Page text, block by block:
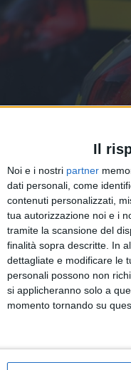
Il
Noi e i nostri partner
dati personali, come
contenuti personalizzati,
tua autorizzazione noi e i
tramite la scansione del
finalità sopra descritte. In
dettagliate e modificare le
personali possono non
si applicheranno solo a
momento tornando su
di pentole: